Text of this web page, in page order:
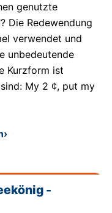
genutzte
Die Redewendung
verwendet und
unbedeutende
Kurzform ist
My 2 ¢, put my
›
-